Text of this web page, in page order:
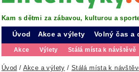
Kam s dětmi za zábavou, kulturou a
Úvod Akce a výlety
Akce Výlety Stálá místa k návštěvě
Volný čas a
Úvod / Akce a výlety / Stálá místa k